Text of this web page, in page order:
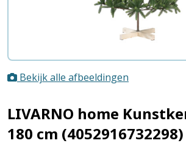
Bekijk alle afbeeldingen
LIVARNO home
180 cm (4052916732298)